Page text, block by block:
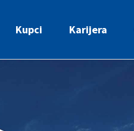
Kupci Karijera